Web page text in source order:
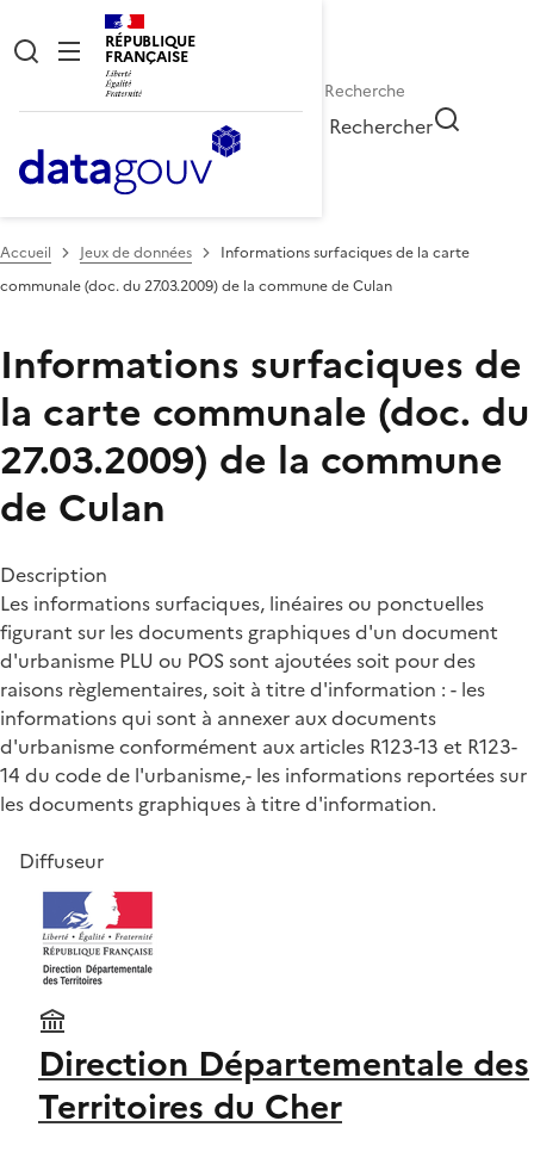
RÉPUBLIQUE
FRANÇAISE
Rechercher
Accueil Jeux de données
Informations surfaciques de la carte
communale (doc. du 27.03.2009) de la commune de Culan
Informations surfaciques de
la carte communale (doc. du
27.03.2009) de la commune
de Culan
Description
Les informations surfaciques, linéaires ou ponctuelles
figurant sur les documents graphiques d'un document
d'urbanisme PLU ou POS sont ajoutées soit pour des
raisons règlementaires, soit à titre d'information : - les
informations qui sont à annexer aux documents
d'urbanisme conformément aux articles R123-13 et R123-
14 du code de l'urbanisme,- les informations reportées sur
les documents graphiques à titre d'information.
Diffuseur
Direction Départementale des
Territoires du Cher